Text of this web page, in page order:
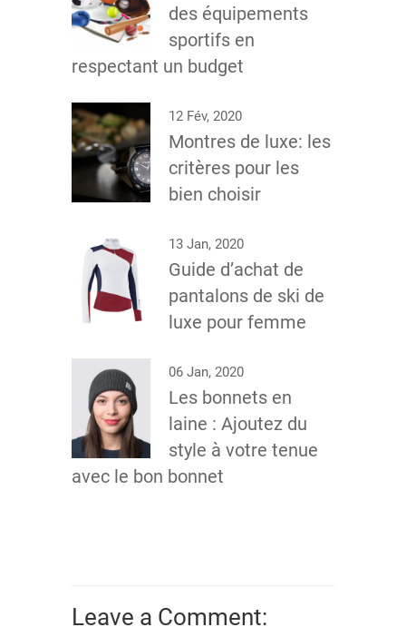
des équipements
sportifs en
respectant un budget
12 Fév, 2020
Montres de luxe: les
critères pour les
bien choisir
13 Jan, 2020
Guide d’achat de
pantalons de ski de
luxe pour femme
06 Jan, 2020
Les bonnets en
laine : Ajoutez du
style à votre tenue
avec le bon bonnet
Leave a Comment: